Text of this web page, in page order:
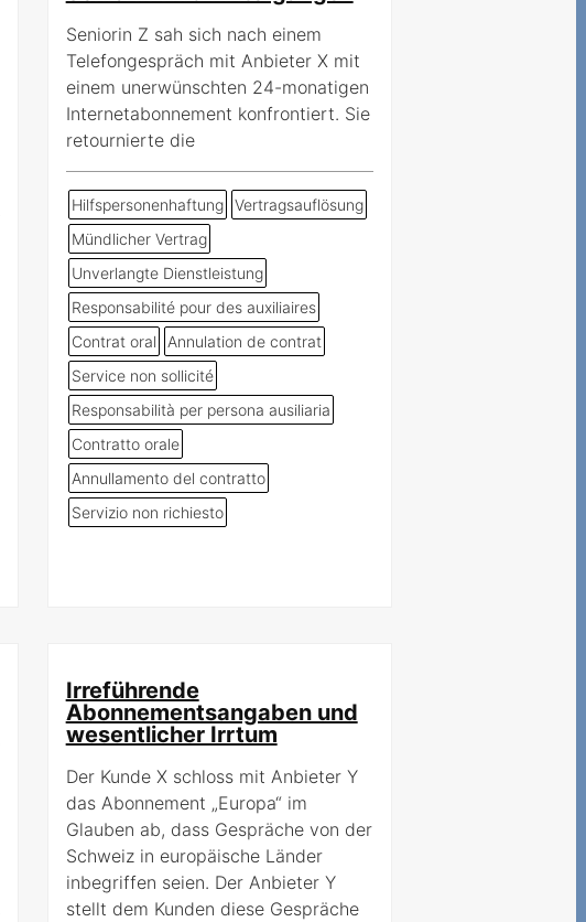
Seniorin Z sah sich nach einem
Telefongespräch mit Anbieter X mit
einem unerwünschten 24-monatigen
Internetabonnement konfrontiert. Sie
retournierte die
Hilfspersonenhaftung
Vertragsauflösung
Mündlicher Vertrag
Unverlangte Dienstleistung
Responsabilité pour des auxiliaires
Contrat oral
Annulation de contrat
Service non sollicité
Responsabilità per persona ausiliaria
Contratto orale
Annullamento del contratto
Servizio non richiesto
Irreführende
Abonnementsangaben und
wesentlicher Irrtum
Der Kunde X schloss mit Anbieter Y
das Abonnement „Europa“ im
Glauben ab, dass Gespräche von der
Schweiz in europäische Länder
inbegriffen seien. Der Anbieter Y
stellt dem Kunden diese Gespräche